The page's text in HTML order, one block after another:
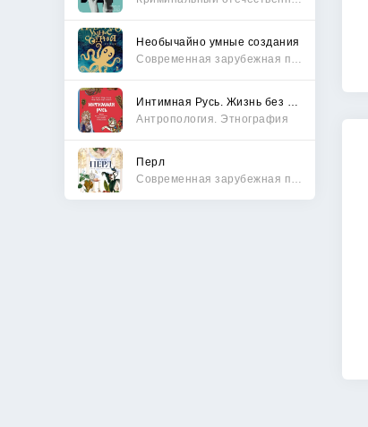
Необычайно умные создания
Антропология. Этнография
Перл